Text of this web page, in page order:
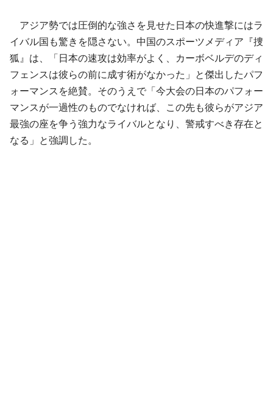
アジア勢では圧倒的な強さを見せた日本の快進撃にはラ
イバル国も驚きを隠さない。中国のスポーツメディア『捜
狐』は、「日本の速攻は効率がよく、カーボベルデのディ
フェンスは彼らの前に成す術がなかった」と傑出したパフ
ォーマンスを絶賛。そのうえで「今大会の日本のパフォー
マンスが一過性のものでなければ、この先も彼らがアジア
最強の座を争う強力なライバルとなり、警戒すべき存在と
なる」と強調した。